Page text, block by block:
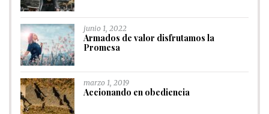
junio 1, 2022
Armados de valor disfrutamos la
Promesa
marzo 1, 2019
Accionando en obediencia